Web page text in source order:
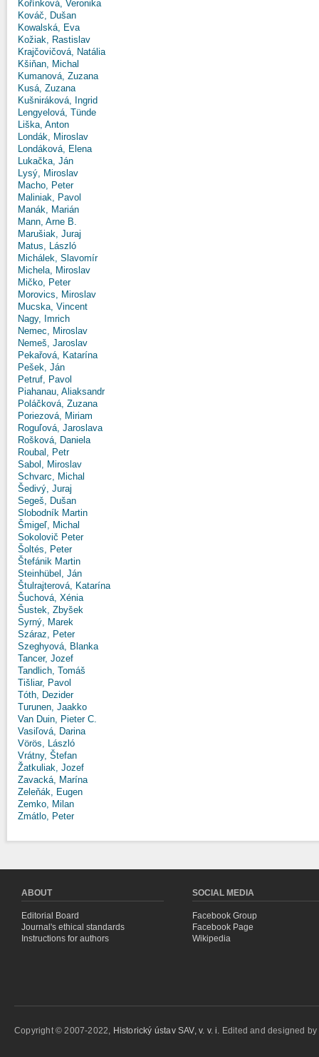
Kořínková, Veronika
Kováč, Dušan
Kowalská, Eva
Kožiak, Rastislav
Krajčovičová, Natália
Kšiňan, Michal
Kumanová, Zuzana
Kusá, Zuzana
Kušniráková, Ingrid
Lengyelová, Tünde
Liška, Anton
Londák, Miroslav
Londáková, Elena
Lukačka, Ján
Lysý, Miroslav
Macho, Peter
Maliniak, Pavol
Manák, Marián
Mann, Arne B.
Marušiak, Juraj
Matus, László
Michálek, Slavomír
Michela, Miroslav
Mičko, Peter
Morovics, Miroslav
Mucska, Vincent
Nagy, Imrich
Nemec, Miroslav
Nemeš, Jaroslav
Pekařová, Katarína
Pešek, Ján
Petruf, Pavol
Piahanau, Aliaksandr
Poláčková, Zuzana
Poriezová, Miriam
Roguľová, Jaroslava
Rošková, Daniela
Roubal, Petr
Sabol, Miroslav
Schvarc, Michal
Šedivý, Juraj
Segeš, Dušan
Slobodník Martin
Šmigeľ, Michal
Sokolovič Peter
Šoltés, Peter
Štefánik Martin
Steinhübel, Ján
Štulrajterová, Katarína
Šuchová, Xénia
Šustek, Zbyšek
Syrný, Marek
Száraz, Peter
Szeghyová, Blanka
Tancer, Jozef
Tandlich, Tomáš
Tišliar, Pavol
Tóth, Dezider
Turunen, Jaakko
Van Duin, Pieter C.
Vasiľová, Darina
Vörös, László
Vrátny, Štefan
Žatkuliak, Jozef
Zavacká, Marína
Zeleňák, Eugen
Zemko, Milan
Zmátlo, Peter
ABOUT
Editorial Board
Journal's ethical standards
Instructions for authors
SOCIAL MEDIA
Facebook Group
Facebook Page
Wikipedia
Copyright © 2007-2022, Historický ústav SAV, v. v. i. Edited and designed by